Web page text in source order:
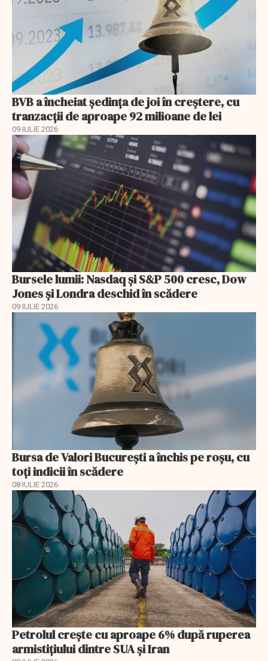
BVB a încheiat ședința de joi în creștere, cu
tranzacții de aproape 92 milioane de lei
09 IULIE 2026
Bursele lumii: Nasdaq și S&P 500 cresc, Dow
Jones și Londra deschid în scădere
09 IULIE 2026
Bursa de Valori București a închis pe roșu, cu
toți indicii în scădere
08 IULIE 2026
Petrolul crește cu aproape 6% după ruperea
armistițiului dintre SUA și Iran